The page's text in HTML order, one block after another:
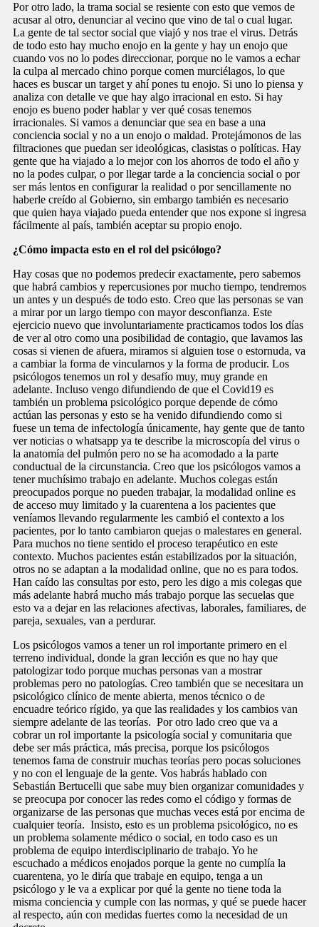
Por otro lado, la trama social se resiente con esto que vemos de
acusar al otro, denunciar al vecino que vino de tal o cual lugar.
La gente de tal sector social que viajó y nos trae el virus. Detrás
de todo esto hay mucho enojo en la gente y hay un enojo que
cuando vos no lo podes direccionar, porque no le vamos a echar
la culpa al mercado chino porque comen murciélagos, lo que
haces es buscar un target y ahí pones tu enojo. Si uno lo piensa y
analiza con detalle ve que hay algo irracional en esto. Si hay
enojo es bueno poder hablar y ver qué cosas tenemos
irracionales. Si vamos a denunciar que sea en base a una
conciencia social y no a un enojo o maldad. Protejámonos de las
filtraciones que puedan ser ideológicas, clasistas o políticas. Hay
gente que ha viajado a lo mejor con los ahorros de todo el año y
no la podes culpar, o por llegar tarde a la conciencia social o por
ser más lentos en configurar la realidad o por sencillamente no
haberle creído al Gobierno, sin embargo también es necesario
que quien haya viajado pueda entender que nos expone si ingresa
fácilmente al país, también aceptar su propio enojo.
¿Cómo impacta esto en el rol del psicólogo?
Hay cosas que no podemos predecir exactamente, pero sabemos
que habrá cambios y repercusiones por mucho tiempo, tendremos
un antes y un después de todo esto. Creo que las personas se van
a mirar por un largo tiempo con mayor desconfianza. Este
ejercicio nuevo que involuntariamente practicamos todos los días
de ver al otro como una posibilidad de contagio, que lavamos las
cosas si vienen de afuera, miramos si alguien tose o estornuda, va
a cambiar la forma de vincularnos y la forma de producir. Los
psicólogos tenemos un rol y desafío muy, muy grande en
adelante. Incluso vengo difundiendo de que el Covid19 es
también un problema psicológico porque depende de cómo
actúan las personas y esto se ha venido difundiendo como si
fuese un tema de infectología únicamente, hay gente que de tanto
ver noticias o whatsapp ya te describe la microscopía del virus o
la anatomía del pulmón pero no se ha acomodado a la parte
conductual de la circunstancia. Creo que los psicólogos vamos a
tener muchísimo trabajo en adelante. Muchos colegas están
preocupados porque no pueden trabajar, la modalidad online es
de acceso muy limitado y la cuarentena a los pacientes que
veníamos llevando regularmente les cambió el contexto a los
pacientes, por lo tanto cambiaron quejas o malestares en general.
Para muchos no tiene sentido el proceso terapéutico en este
contexto. Muchos pacientes están estabilizados por la situación,
otros no se adaptan a la modalidad online, que no es para todos.
Han caído las consultas por esto, pero les digo a mis colegas que
más adelante habrá mucho más trabajo porque las secuelas que
esto va a dejar en las relaciones afectivas, laborales, familiares, de
pareja, sexuales, van a perdurar.
Los psicólogos vamos a tener un rol importante primero en el
terreno individual, donde la gran lección es que no hay que
patologizar todo porque muchas personas van a mostrar
problemas pero no patologías. Creo también que se necesitara un
psicológico clínico de mente abierta, menos técnico o de
encuadre teórico rígido, ya que las realidades y los cambios van
siempre adelante de las teorías. Por otro lado creo que va a
cobrar un rol importante la psicología social y comunitaria que
debe ser más práctica, más precisa, porque los psicólogos
tenemos fama de construir muchas teorías pero pocas soluciones
y no con el lenguaje de la gente. Vos habrás hablado con
Sebastián Bertucelli que sabe muy bien organizar comunidades y
se preocupa por conocer las redes como el código y formas de
organizarse de las personas que muchas veces está por encima de
cualquier teoría. Insisto, esto es un problema psicológico, no es
un problema solamente médico o social, en todo caso es un
problema de equipo interdisciplinario de trabajo. Yo he
escuchado a médicos enojados porque la gente no cumplía la
cuarentena, yo le diría que trabaje en equipo, tenga a un
psicólogo y le va a explicar por qué la gente no tiene toda la
misma conciencia y cumple con las normas, y qué se puede hacer
al respecto, aún con medidas fuertes como la necesidad de un